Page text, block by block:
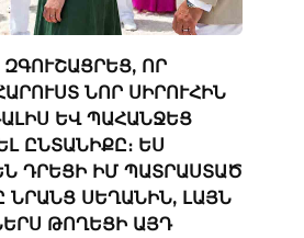
ԶԳՈՒՇԱՑՐԵՑ, ՈՐ
ՆՈՐ ՍԻՐՈՒՀԻՆ
ԵՎ ՊԱՀԱՆՋԵՑ
ԸՆՏԱՆԻՔԸ։ ԵՍ
ԴՐԵՑԻ ԻՄ ՊԱՏՐԱՍՏԱԾ
ՆՐԱՆՑ ՍԵՂԱՆԻՆ, ԼԱՅՆ
ԹՈՂԵՑԻ ԱՅԴ